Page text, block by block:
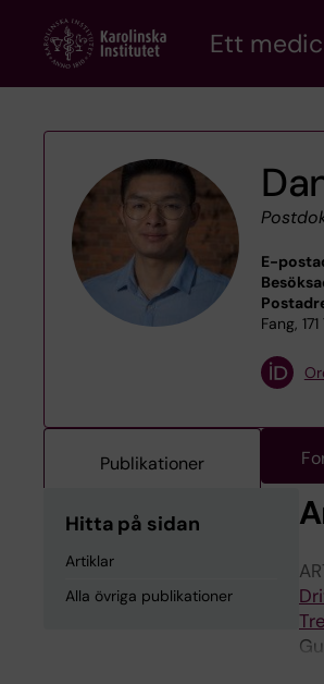
content
Ett
E-
Fang,
Publikationer
Hitta på sidan
Artiklar
Alla övriga publikationer